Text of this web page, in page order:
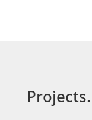
Projects.